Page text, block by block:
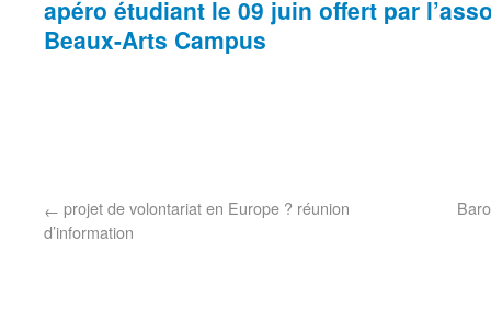
apéro étudiant le 09 juin offert par
Beaux-Arts Campus
← projet de volontariat en Europe ? réunion
d’information